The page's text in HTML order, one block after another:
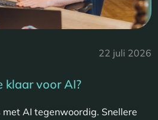
22 juli 2026
klaar voor AI?
AI tegenwoordig. Snellere